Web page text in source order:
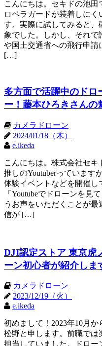
こんにちは。セキドの池田
ロペラガードが装着しにく
す。実際に試してみると、
象でした。しかし、それで
や国土交通省への飛行申請
[…]
多方面で活躍中のドロ
ー！藤本ひろきさんの
カメラドローン
2024/01/18（木）
e.ikeda
こんにちは。株式会社セキ
推しのYoutuberっています
体験イベントなどを開催し
「Youtubeでドローンを見
うお声をいただくことが
信が […]
DJI認定ストア 東京虎
ーン初心者が紹介しま
カメラドローン
2023/12/19（火）
e.ikeda
初めまして！2023年10月
松野と申します。前職では
担当していました。ドロー